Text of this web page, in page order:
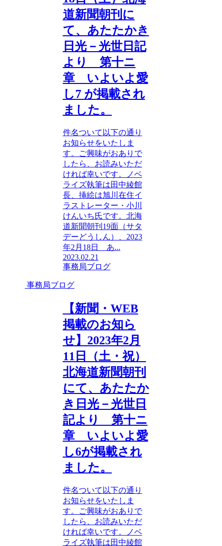
道新聞朝刊に
て、あたたかき
日光－光世日記
より 第十ニ
章 いよいよ愛
し7 が掲載され
ました。
件名ついて以下の通り
お知らせをいたしま
す。ご興味がおありで
したら、お読みいただ
ければ幸いです。ノベ
ライズ執筆は田中綾館
長、挿絵は旭川在住イ
ラストレーター・小川
けんいち氏です。北海
道新聞朝刊19面（サタ
デーどうしん）、2023
年2月18日 あ...
2023.02.21
事務局ブログ
事務局ブログ
【新聞・WEB
掲載のお知ら
せ】2023年2月
11日（土・祝）
北海道新聞朝刊
にて、あたたか
き日光－光世日
記より 第十ニ
章 いよいよ愛
し6が掲載され
ました。
件名ついて以下の通り
お知らせをいたしま
す。ご興味がおありで
したら、お読みいただ
ければ幸いです。ノベ
ライズ執筆は田中綾館